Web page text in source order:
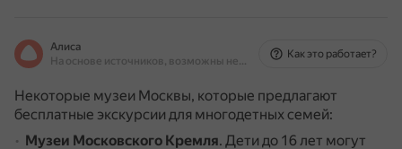
Алиса
На основе источников, возможны неточности
Как это работает?
Некоторые музеи Москвы, которые предлагают
бесплатные экскурсии для многодетных семей:
Музеи Московского Кремля. Дети до 16 лет могут